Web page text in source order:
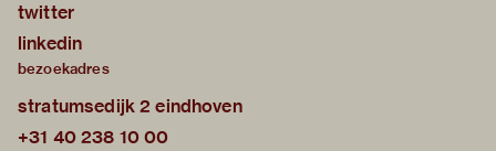
twitter
linkedin
bezoekadres
stratumsedijk 2 eindhoven
+31 40 238 10 00